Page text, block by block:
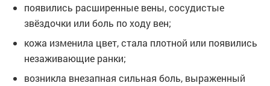
появились расширенные вены, сосудистые
звёздочки или боль по ходу вен;
кожа изменила цвет, стала плотной или появились
незаживающие ранки;
возникла внезапная сильная боль, выраженный